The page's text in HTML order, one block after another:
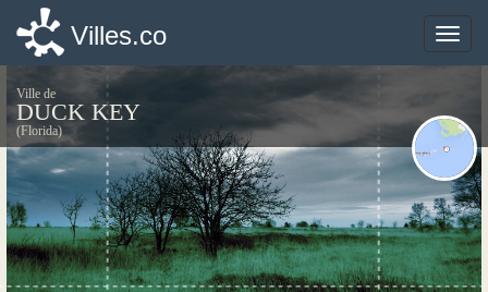
Toggle
Villes.co
Ville de
DUCK KEY
(Florida)
Toggle
Villes.co